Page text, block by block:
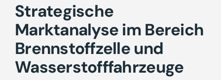
Strategische
Marktanalyse im Bereich
Brennstoffzelle und
Wasserstofffahrzeuge